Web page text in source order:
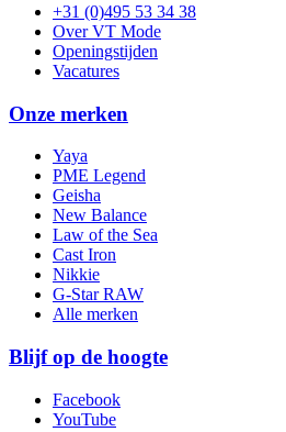
+31 (0)495 53 34 38
Over VT Mode
Openingstijden
Vacatures
Onze merken
Yaya
PME Legend
Geisha
New Balance
Law of the Sea
Cast Iron
Nikkie
G-Star RAW
Alle merken
Blijf op de hoogte
Facebook
YouTube